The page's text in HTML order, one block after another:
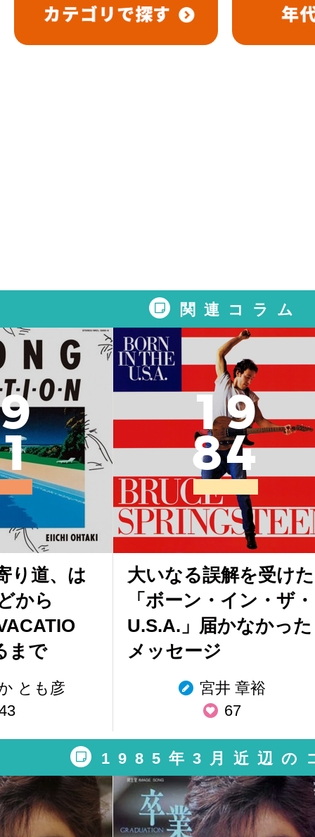
関連コラム
9
1
り道、は
から
まで
とも彦
19
84
大いなる誤解を受けた
「ボーン・イン・ザ・
U.S.A.」届かなかった
メッセージ
宮井 章裕
67
1985年3月近辺の